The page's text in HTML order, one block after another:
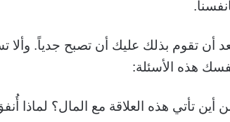
أن تقوم بذلك عليك أن تصبح جدياً.
هذه الأسئلة:
أين تأتي هذه العلاقة مع المال؟ لماذا